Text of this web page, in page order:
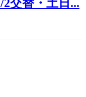
交替・土日...